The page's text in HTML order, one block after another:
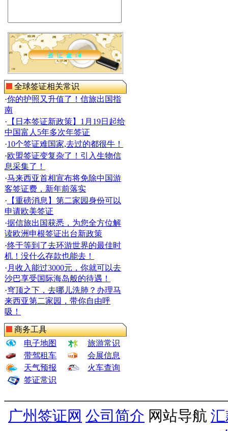
全球签证相关常识
·你的护照又升值了！信旅出国指
南
· 【日本签证新政策】1月19日起给
中国富人5年多次年签证
·10个签证难国家,去过的都很牛！
·欧盟签证变复杂了！引入生物信
息采集了！
·马来西亚首相宣布将免除中国游
客签证费，新年前落实
· 【重磅消息】第二家园身份可以
申请欧美签证
·据信旅出国获悉，为您全方位解
读欧洲申根签证出台新政策
·终于等到了去环游世界的最佳时
机！没什么存款也能去！
· 月收入能过3000元，你就可以去
沙巴享受国际海岛般的待遇！
·穹顶之下，去哪儿洗肺？办理马
来西亚第二家园，带你自由呼
吸！
商务工具
电子地图
旅游常识
带驾租车
会展信息
天气预报
火车查询
签证常识
广州签证网 公司简介 网站导航